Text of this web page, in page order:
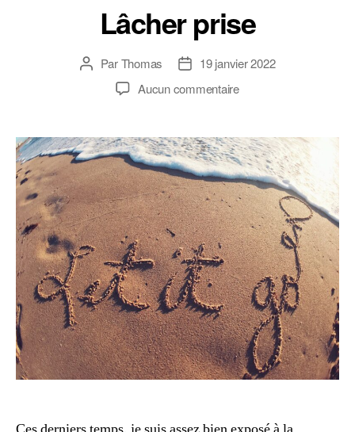
Lâcher prise
Auteur
l’article
ParThomas
Date
l’article
19 janvier 2022
Aucun commentairesur